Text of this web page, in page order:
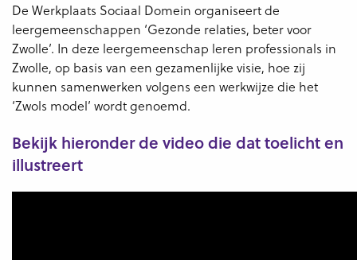
De Werkplaats Sociaal Domein organiseert de
leergemeenschappen ‘Gezonde relaties, beter voor
Zwolle’. In deze leergemeenschap leren professionals in
Zwolle, op basis van een gezamenlijke visie, hoe zij
kunnen samenwerken volgens een werkwijze die het
‘Zwols model’ wordt genoemd.
Bekijk hieronder de video die dat toelicht en
illustreert